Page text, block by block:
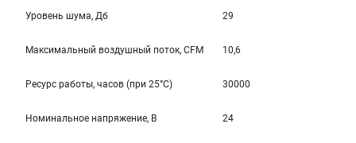
Уровень шума, Дб 29
Максимальный воздушный поток, CFM 10,6
Ресурс работы, часов (при 25°C) 30000
Номинальное напряжение, В 24